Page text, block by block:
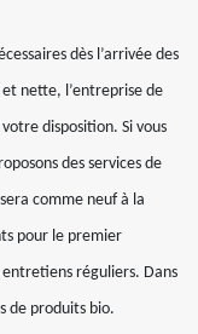
dès l’arrivée des
nette, l’entreprise de
disposition. Si vous
des services de
comme neuf à la
pour le premier
réguliers. Dans
de produits bio.